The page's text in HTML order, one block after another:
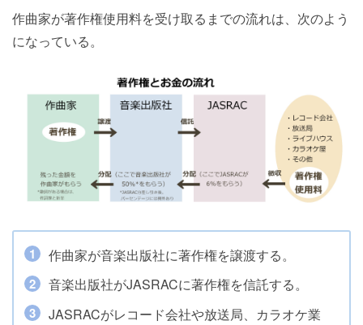
作曲家が著作権使用料を受け取るまでの流れは、次のよう
になっている。
作曲家が音楽出版社に著作権を譲渡する。
音楽出版社がJASRACに著作権を信託する。
JASRACがレコード会社や放送局、カラオケ業